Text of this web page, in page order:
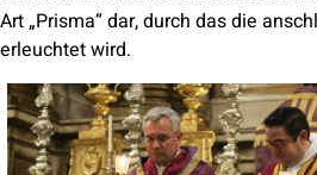
Art „Prisma“ dar, durch das die
erleuchtet wird.